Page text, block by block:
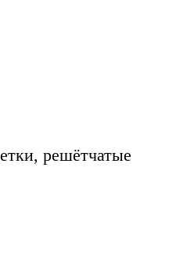
решётчатые